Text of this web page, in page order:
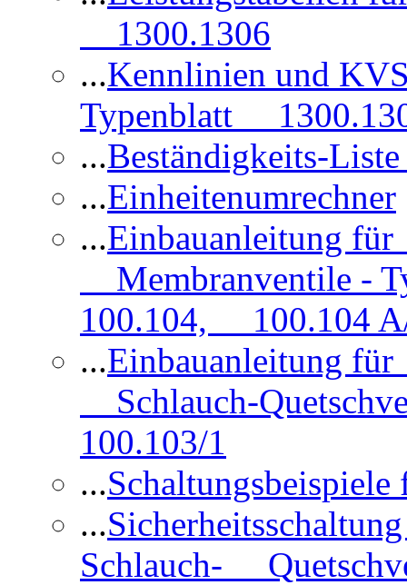
1300.1306
...Kennlinien und
Typenblatt
...Beständigkeits-
...Einheitenumrechner
...Einbauanleitung
Membranventile -
100.104, 100.104
...Einbauanleitung
Schlauch-
100.103/1
...
...
Schlauch-